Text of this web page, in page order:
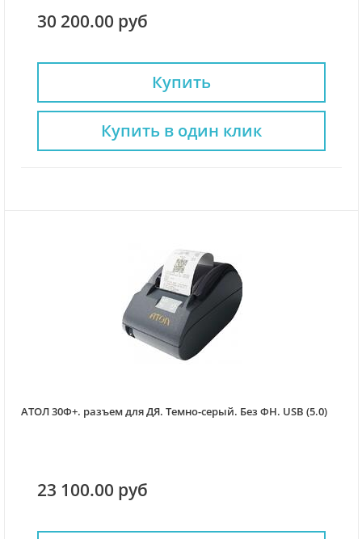
30 200.00 руб
Купить
Купить в один клик
АТОЛ 30Ф+. разъем для ДЯ. Темно-серый. Без ФН. USB (5.0)
23 100.00 руб